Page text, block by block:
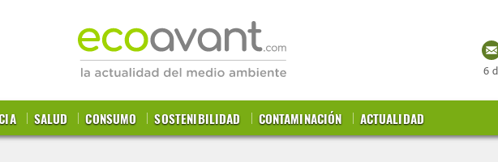
SALUD CONSUMO SOSTENIBILIDAD CONTAMINACIÓN ACTUALIDAD
6